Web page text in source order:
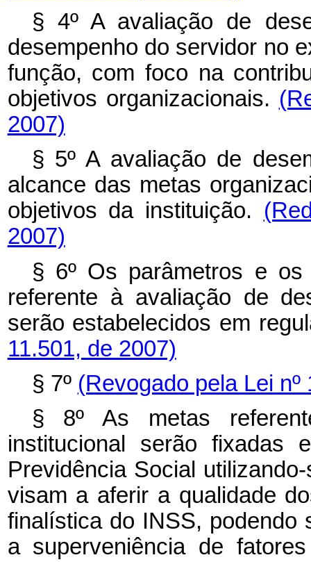
§ 4º A avaliação de
desempenho do servidor no
função, com foco na
objetivos organizacionais.
2007)
§ 5º A avaliação de
alcance das metas
objetivos da instituição.
2007)
§ 6º Os parâmetros e
referente à avaliação de
serão estabelecidos em
11.501, de 2007)
§ 7º (Revogado pela Lei
§ 8º As metas
institucional serão
Previdência Social
visam a aferir a qualidade
finalística do INSS, podendo
a superveniência de